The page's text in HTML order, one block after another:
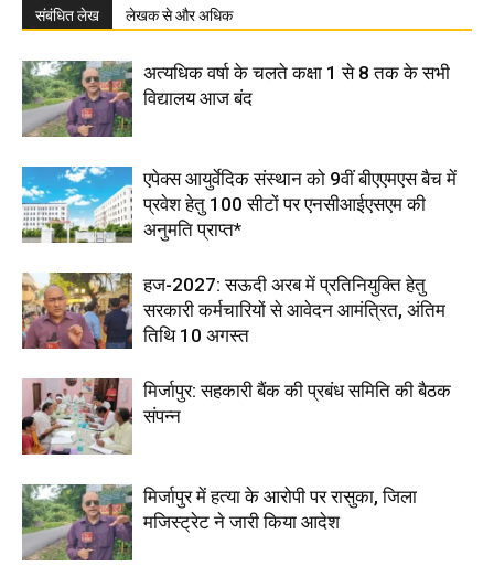
संबंधित लेख लेखक से और अधिक
अत्यधिक वर्षा के चलते कक्षा 1 से 8 तक के सभी
विद्यालय आज बंद
एपेक्स आयुर्वेदिक संस्थान को 9वीं बीएएमएस बैच में
प्रवेश हेतु 100 सीटों पर एनसीआईएसएम की
अनुमति प्राप्त*
हज-2027: सऊदी अरब में प्रतिनियुक्ति हेतु
सरकारी कर्मचारियों से आवेदन आमंत्रित, अंतिम
तिथि 10 अगस्त
मिर्जापुर: सहकारी बैंक की प्रबंध समिति की बैठक
संपन्न
मिर्जापुर में हत्या के आरोपी पर रासुका, जिला
मजिस्ट्रेट ने जारी किया आदेश